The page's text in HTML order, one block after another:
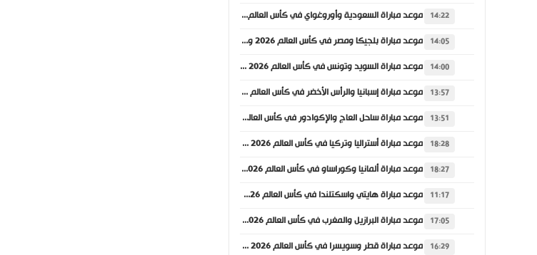
14:22 موعد مباراة السعودية وأوروغواي في كأس العالم 2026 والقنوات الناقلة
14:05 موعد مباراة بلجيكا ومصر في كأس العالم 2026 والقنوات الناقلة
14:00 موعد مباراة السويد وتونس في كأس العالم 2026 والقنوات الناقلة
13:57 موعد مباراة إسبانيا والرأس الأخضر في كأس العالم 2026 والقنوات الناقلة
13:51 موعد مباراة ساحل العاج والإكوادور في كأس العالم 2026 والقنوات الناقلة
18:28 موعد مباراة أستراليا وتركيا في كأس العالم 2026 والقنوات الناقلة
18:27 موعد مباراة ألمانيا وكوراساو في كأس العالم 2026 والقنوات الناقلة
11:17 موعد مباراة هايتي واسكتلندا في كأس العالم 2026 والقنوات الناقلة
17:05 موعد مباراة البرازيل والمغرب في كأس العالم 2026 والقنوات الناقلة
16:29 موعد مباراة قطر وسويسرا في كأس العالم 2026 والقنوات الناقلة